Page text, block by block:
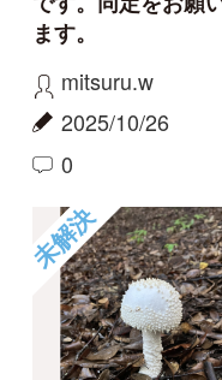
変わったキノコ
jellyfish9
2024/10/27
1